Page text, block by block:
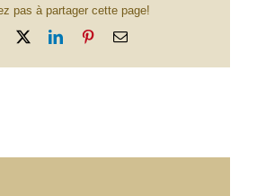
pas à partager cette page!
Facebook LinkedInPinterestEmail